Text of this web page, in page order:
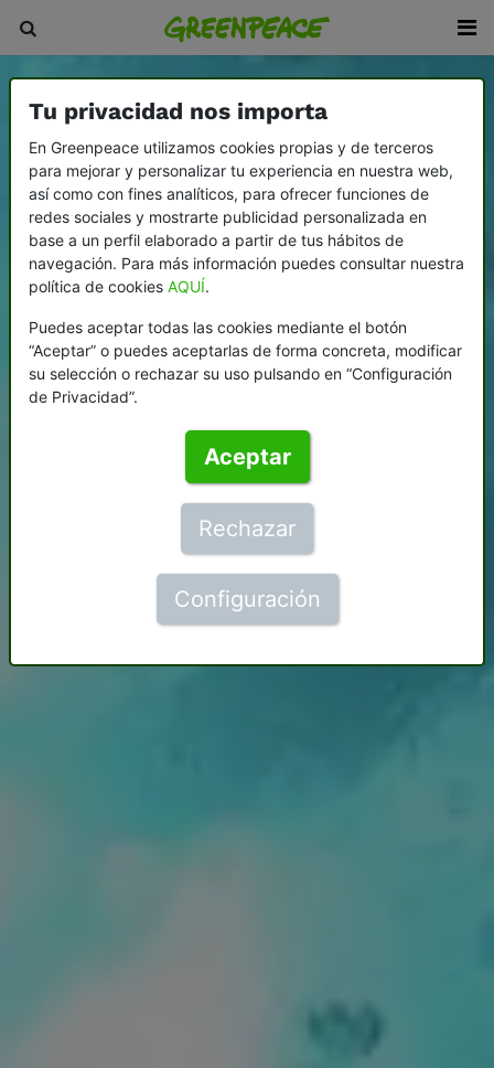
Tu privacidad nos importa
En Greenpeace utilizamos cookies propias y de terceros
para mejorar y personalizar tu experiencia en nuestra web,
así como con fines analíticos, para ofrecer funciones de
redes sociales y mostrarte publicidad personalizada en
base a un perfil elaborado a partir de tus hábitos de
navegación. Para más información puedes consultar nuestra
política de cookies AQUÍ.
Puedes aceptar todas las cookies mediante el botón
“Aceptar” o puedes aceptarlas de forma concreta, modificar
su selección o rechazar su uso pulsando en “Configuración
de Privacidad”.
Aceptar
Rechazar
Configuración